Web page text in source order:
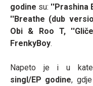
godine su: ''Prashina
''Breathe (dub
Obi & Roo T,
FrenkyBoy.
Napeto je i u
singl/EP godine,